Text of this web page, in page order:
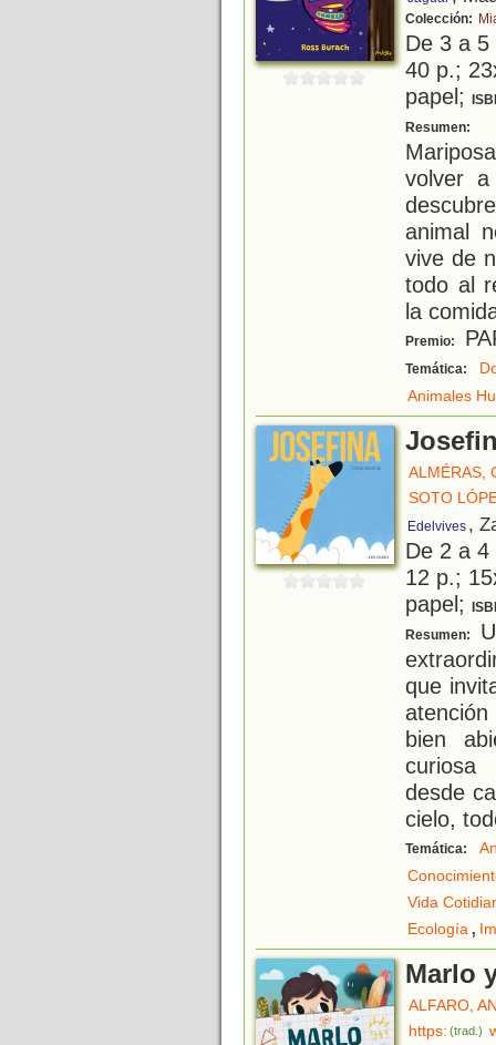
Colección:
De 3 a
40 p.;
papel;
Resumen:
volver a
animal
vive de
todo al
la
Premio:
Temática:
Animales
ALMÉRAS,
SOTO
Edelvives ,
De 2 a
12 p.;
papel;
Resumen:
que
bien
curiosa
desde
cielo,
Temática:
Vida
Ecología,
Marlo
ALFARO,
https: (trad.)